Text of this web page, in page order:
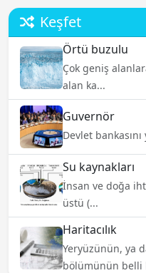
Keşfet
Örtü buzulu
Çok geniş
alan ka...
Guvernör
Devlet
Su kaynakları
İnsan ve doğa
üstü (...
Haritacılık
Yeryüzünün, ya
bölümünün belli